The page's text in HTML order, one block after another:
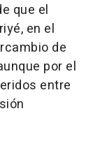
que el
en el
de
por el
entre